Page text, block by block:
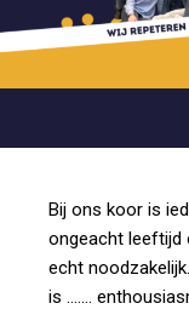
VOCAL
Bij ons koor is
ongeacht leeftijd
echt
is …….